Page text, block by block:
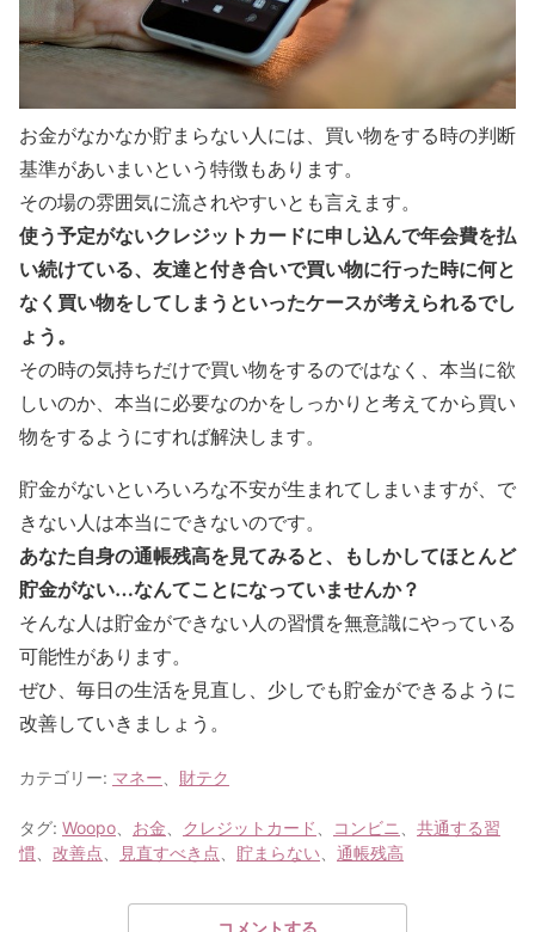
お金がなかなか貯まらない人には、買い物をする時の判断
基準があいまいという特徴もあります。
その場の雰囲気に流されやすいとも言えます。
使う予定がないクレジットカードに申し込んで年会費を払
い続けている、友達と付き合いで買い物に行った時に何と
なく買い物をしてしまうといったケースが考えられるでし
ょう。
その時の気持ちだけで買い物をするのではなく、本当に欲
しいのか、本当に必要なのかをしっかりと考えてから買い
物をするようにすれば解決します。
貯金がないといろいろな不安が生まれてしまいますが、で
きない人は本当にできないのです。
あなた自身の通帳残高を見てみると、もしかしてほとんど
貯金がない…なんてことになっていませんか？
そんな人は貯金ができない人の習慣を無意識にやっている
可能性があります。
ぜひ、毎日の生活を見直し、少しでも貯金ができるように
改善していきましょう。
カテゴリー: マネー 財テク
タグ: Woopo お金 クレジットカード コンビニ
共通する習
慣
改善点 見直すべき点 貯まらない 通帳残高
コメントする